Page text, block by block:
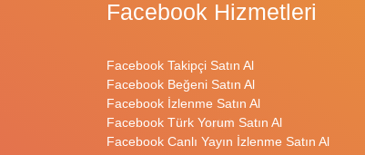
Facebook Hizmetleri
Facebook Takipçi Satın Al
Facebook Beğeni Satın Al
Facebook İzlenme Satın Al
Facebook Türk Yorum Satın Al
Facebook Canlı Yayın İzlenme Satın Al